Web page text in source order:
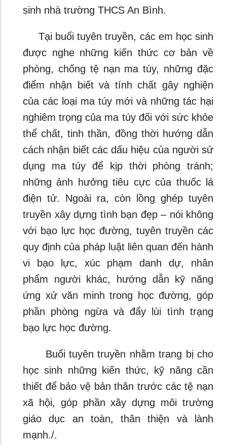
sinh nhà trường THCS An Bình.
Tại buổi tuyên truyền, các em học sinh
được nghe những kiến thức cơ bản về
phòng, chống tệ nạn ma túy, những đặc
điểm nhận biết và tính chất gây nghiện
của các loại ma túy mới và những tác hại
nghiêm trọng của ma túy đối với sức khỏe
thể chất, tinh thần, đồng thời hướng dẫn
cách nhận biết các dấu hiệu của người sử
dụng ma túy để kịp thời phòng tránh;
những ảnh hưởng tiêu cực của thuốc lá
điện tử. Ngoài ra, còn lồng ghép tuyên
truyền xây dựng tình bạn đẹp – nói không
với bạo lực học đường, tuyên truyền các
quy định của pháp luật liên quan đến hành
vi bạo lực, xúc phạm danh dự, nhân
phẩm người khác, hướng dẫn kỹ năng
ứng xử văn minh trong học đường, góp
phần phòng ngừa và đẩy lùi tình trạng
bạo lực học đường.
Buổi tuyên truyền nhằm trang bị cho
học sinh những kiến thức, kỹ năng cần
thiết để bảo vệ bản thân trước các tệ nạn
xã hội, góp phần xây dựng môi trường
giáo dục an toàn, thân thiện và lành
mạnh./.